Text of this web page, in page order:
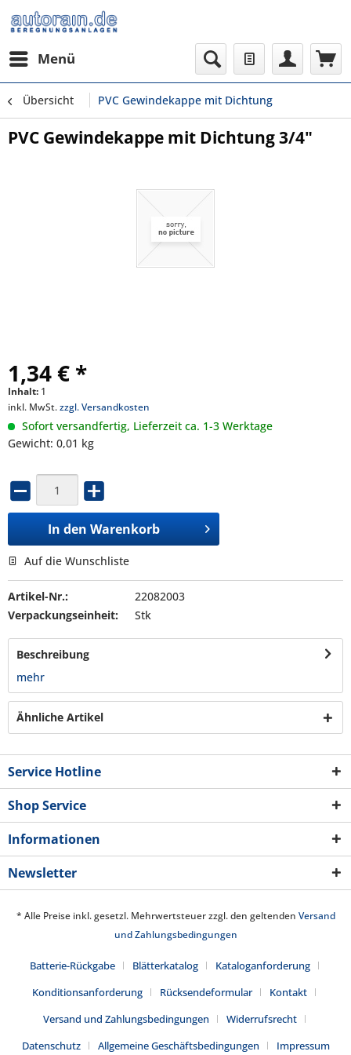
Menü
Übersicht PVC Gewindekappe mit Dichtung
PVC Gewindekappe mit Dichtung 3/4"
1,34 € *
Inhalt: 1
inkl. MwSt.zzgl. Versandkosten
Sofort versandfertig, Lieferzeit ca. 1-3 Werktage
Gewicht: 0,01 kg
In den Warenkorb
Auf die Wunschliste
Artikel-Nr.:
22082003
Verpackungseinheit:
Stk
Beschreibung
mehr
Ähnliche Artikel
Service Hotline
Shop Service
Informationen
Newsletter
* Alle Preise inkl. gesetzl. Mehrwertsteuer zzgl. den geltenden Versand
und Zahlungsbedingungen
Batterie-Rückgabe Blätterkatalog
Kataloganforderung
Konditionsanforderung
Rücksendeformular
Kontakt
Versand und Zahlungsbedingungen
Widerrufsrecht
Datenschutz
Allgemeine Geschäftsbedingungen Impressum